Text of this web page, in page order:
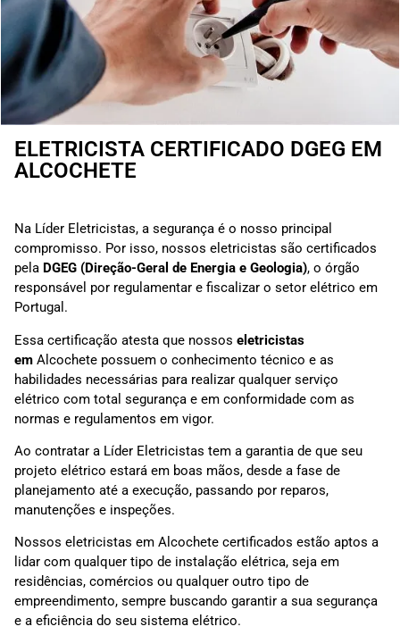
ELETRICISTA CERTIFICADO DGEG EM
ALCOCHETE
Na Líder Eletricistas, a segurança é o nosso principal
compromisso. Por isso, nossos eletricistas são certificados
pela DGEG (Direção-Geral de Energia e Geologia), o órgão
responsável por regulamentar e fiscalizar o setor elétrico em
Portugal.
Essa certificação atesta que nossos eletricistas
em Alcochete possuem o conhecimento técnico e as
habilidades necessárias para realizar qualquer serviço
elétrico com total segurança e em conformidade com as
normas e regulamentos em vigor.
Ao contratar a Líder Eletricistas tem a garantia de que seu
projeto elétrico estará em boas mãos, desde a fase de
planejamento até a execução, passando por reparos,
manutenções e inspeções.
Nossos eletricistas em Alcochete certificados estão aptos a
lidar com qualquer tipo de instalação elétrica, seja em
residências, comércios ou qualquer outro tipo de
empreendimento, sempre buscando garantir a sua segurança
e a eficiência do seu sistema elétrico.